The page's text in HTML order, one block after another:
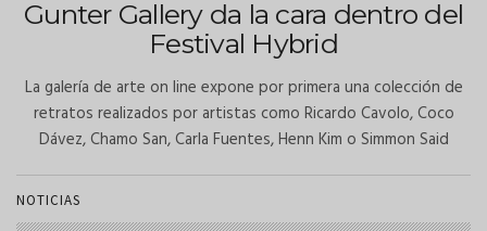
Gunter Gallery da la cara dentro del
Festival Hybrid
La galería de arte on line expone por primera una colección de
retratos realizados por artistas como Ricardo Cavolo, Coco
Dávez, Chamo San, Carla Fuentes, Henn Kim o Simmon Said
NOTICIAS